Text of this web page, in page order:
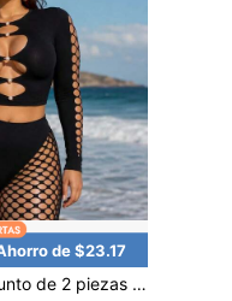
de $23.17
de manga larga con malla de red de contraste y frente calado, leggings transparentes de corte alto, ropa de fiesta y de noche